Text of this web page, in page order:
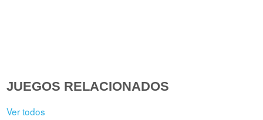
JUEGOS RELACIONADOS
Ver todos